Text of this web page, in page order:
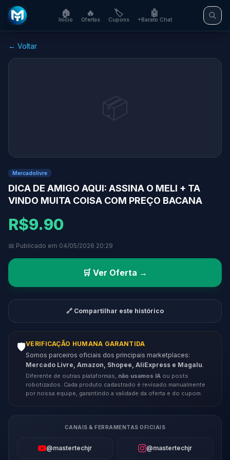
🏠
Início
🔥
Ofertas
🏷️
Cupons
🤖
+Barato Chat
← Voltar
Mercadolivre
DICA DE AMIGO AQUI: ASSINA O MELI + TA
VINDO MUITA COISA COM PREÇO BACANA
R$9.90
📅 Publicado em 04/05/2026 20:29
🛒 Ver Oferta →
🔗 Compartilhar este histórico
🛡️VERIFICAÇÃO HUMANA GARANTIDA
Somos parceiros oficiais dos principais marketplaces:
Mercado Livre, Amazon, Shopee, AliExpress e Magalu.
Diferente de outras plataformas, não usamos IA ou posts
robotizados. Cada produto cadastrado é revisado manualmente
por nossa equipe, garantindo a validade da oferta e do cupom.
CANAIS & FERRAMENTAS OFICIAIS
@mastertechjr @mastertechjr